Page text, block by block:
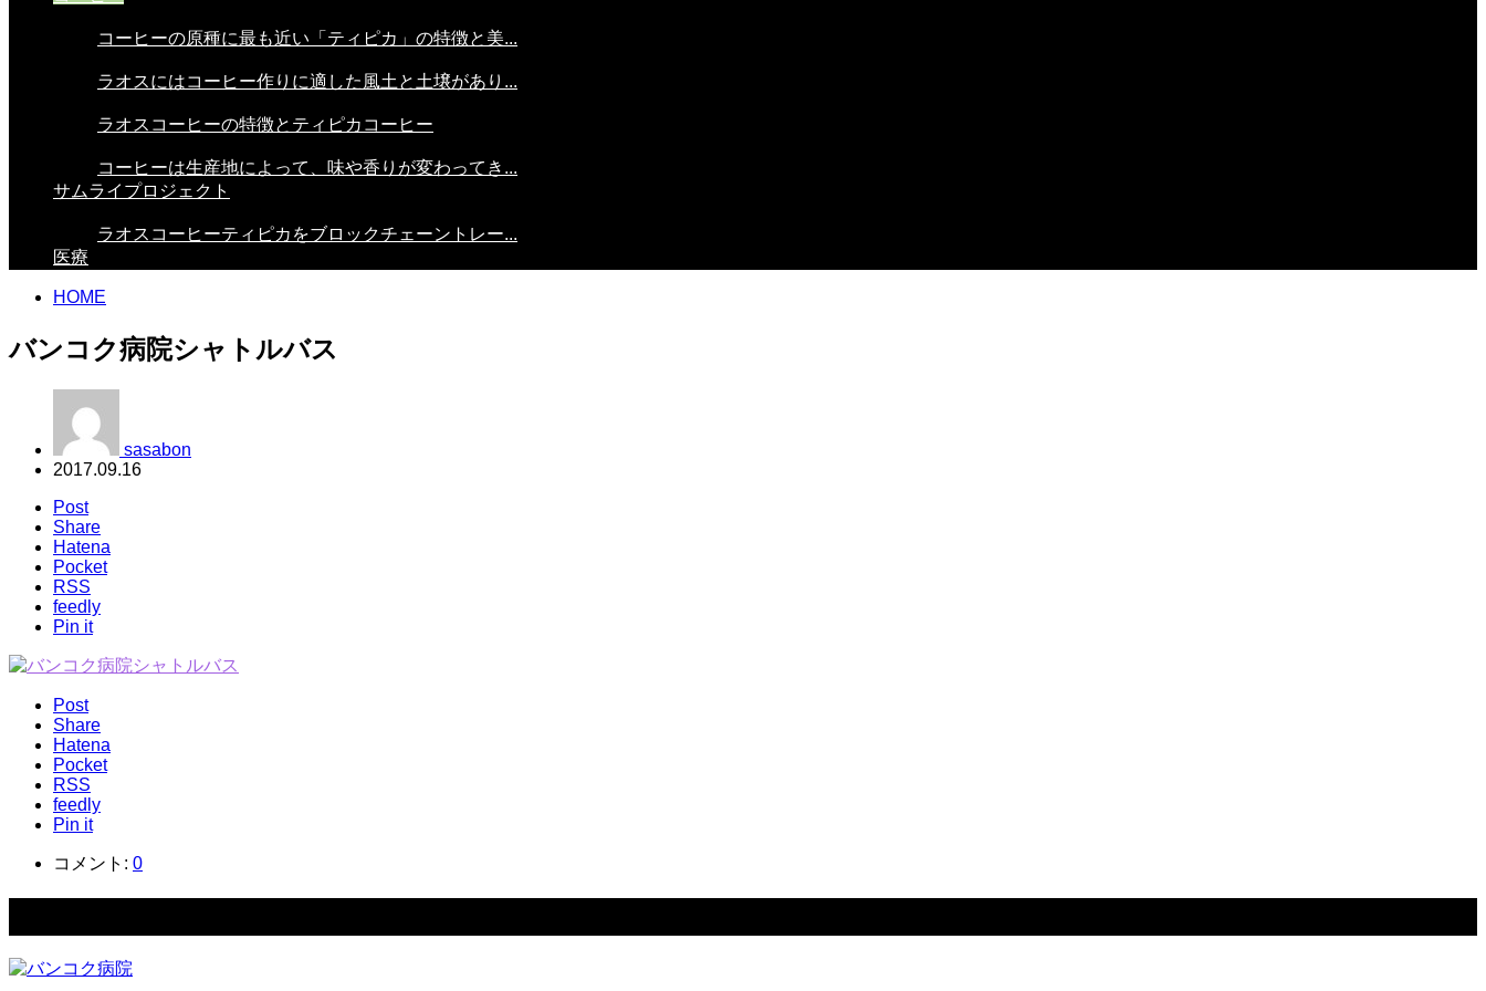
コーヒーの原種に最も近い「ティピカ」の特徴と美...
ラオスにはコーヒー作りに適した風土と土壌があり...
ラオスコーヒーの特徴とティピカコーヒー
コーヒーは生産地によって、味や香りが変わってき...
サムライプロジェクト
ラオスコーヒーティピカをブロックチェーントレー...
医療
HOME
バンコク病院シャトルバス
sasabon
2017.09.16
Post
Share
Hatena
Pocket
RSS
feedly
Pin it
Post
Share
Hatena
Pocket
RSS
feedly
Pin it
コメント: 0